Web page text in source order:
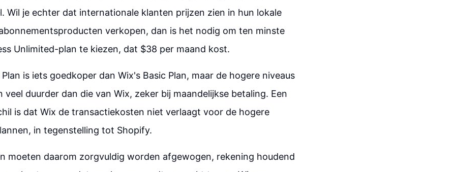
Wil je echter dat internationale klanten prijzen zien in hun lokale
verkopen, dan is het nodig om ten minste
Unlimited-plan te kiezen, dat $38 per maand kost.
is iets goedkoper dan Wix's Basic Plan, maar de hogere niveaus
veel duurder dan die van Wix, zeker bij maandelijkse betaling. Een
is dat Wix de transactiekosten niet verlaagt voor de hogere
in tegenstelling tot Shopify.
moeten daarom zorgvuldig worden afgewogen, rekening houdend